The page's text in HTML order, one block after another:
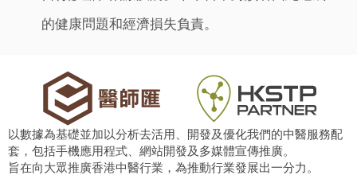
的健康問題和經濟損失負責。
以數據為基礎並加以分析去活用、開發及優化我們的中醫服務配
套，包括手機應用程式、網站開發及多媒體宣傳推廣。
旨在向大眾推廣香港中醫行業，為推動行業發展出一分力。